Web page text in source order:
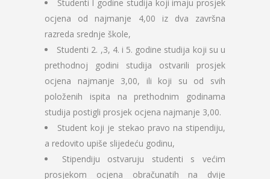
Studenti I godine studija koji imaju prosjek
ocjena od najmanje 4,00 iz dva završna
razreda srednje škole,
Studenti 2. ,3, 4. i 5. godine studija koji su u
prethodnoj godini studija ostvarili prosjek
ocjena najmanje 3,00, ili koji su od svih
položenih ispita na prethodnim godinama
studija postigli prosjek ocjena najmanje 3,00.
Student koji je stekao pravo na stipendiju,
a redovito upiše slijedeću godinu,
Stipendiju ostvaruju studenti s većim
prosjekom ocjena obračunatih na dvije